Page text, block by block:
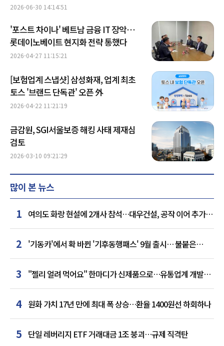
2026-06-30 14:14:51
'포스트 차이나' 베트남 금융 IT 장악…
롯데이노베이트 현지화 전략 통했다
2026-04-27 11:15:21
[보험업계 스냅샷] 삼성화재, 업계 최초
토스 '브랜드 단독관' 오픈 外
2026-04-22 11:21:19
금감원, SGI서울보증 해킹 사태 제재심
검토
2026-03-10 09:21:29
많이 본 뉴스
1 여의도 화랑 현설에 2개사 참석…대우건설, 공작 이어 추가
거점 확보하나
2 '기동카'에서 확 바뀐 '기후동행패스' 9월 출시… 불붙은
카드사 경쟁
3
"젤리 얼려 먹어요" 한마디가 신제품으로…유통업계 개발실
된 SNS
4 원화 가치 17년 만에 최대 폭 상승…환율 1400원선 하회하나
5 단일 레버리지 ETF 거래대금 1조 붕괴…규제 직격탄